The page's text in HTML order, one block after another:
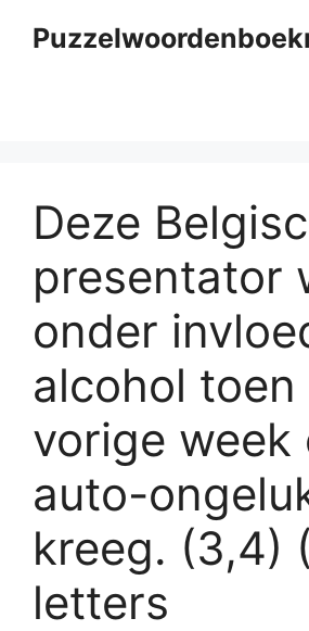
Deze
presentator
onder
alcohol toen
vorige week
auto-
kreeg. (3,4)
letters